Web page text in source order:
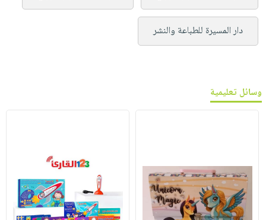
دار المسيرة للطباعة والنشر
وسائل تعليمية